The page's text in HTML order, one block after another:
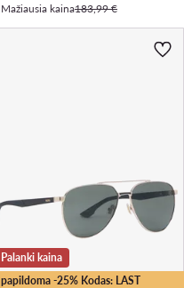
Mažiausia kaina183,99 €
papildoma -25% Kodas: LAST
Palanki kaina